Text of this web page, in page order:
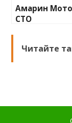
Амарин
СТО
Читайте